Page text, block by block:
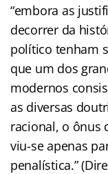
“embora as
decorrer da
político tenham
que um dos
modernos
as diversas
racional, o ônus
viu-se apenas
penalística.”